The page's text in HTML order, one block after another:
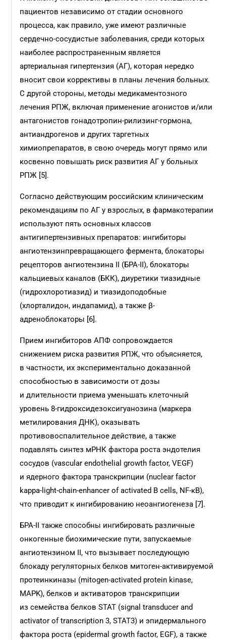
пациентов независимо от стадии основного
процесса, как правило, уже имеют различные
сердечно-сосудистые заболевания, среди которых
наиболее распространенным является
артериальная гипертензия (АГ), которая нередко
вносит свои коррективы в планы лечения больных.
С другой стороны, методы медикаментозного
лечения РПЖ, включая применение агонистов и/или
антагонистов гонадотропин-рилизинг-гормона,
антиандрогенов и других таргетных
химиопрепаратов, в свою очередь могут прямо или
косвенно повышать риск развития АГ у больных
РПЖ [5].
Согласно действующим российским клиническим
рекомендациям по АГ у взрослых, в фармакотерапии
используют пять основных классов
антигипертензивных препаратов: ингибиторы
ангиотензинпревращающего фермента, блокаторы
рецепторов ангиотензина II (БРА-II), блокаторы
кальциевых каналов (БКК), диуретики тиазидные
(гидрохлоротиазид) и тиазидоподобные
(хлорталидон, индапамид), а также β-
адреноблокаторы [6].
Прием ингибиторов АПФ сопровождается
снижением риска развития РПЖ, что объясняется,
в частности, их экспериментально доказанной
способностью в зависимости от дозы
и длительности приема уменьшать клеточный
уровень 8-гидроксидезоксигуанозина (маркера
метилирования ДНК), оказывать
противовоспалительное действие, а также
подавлять синтез мРНК фактора роста эндотелия
сосудов (vascular endothelial growth factor, VEGF)
и ядерного фактора транскрипции (nuclear factor
kappa-light-chain-enhancer of activated B cells, NF-κB),
что приводит к ингибированию неоангиогенеза [7].
БРА-II также способны ингибировать различные
онкогенные биохимические пути, запускаемые
ангиотензином II, что вызывает последующую
блокаду регуляторных белков митоген-активируемой
протеинкиназы (mitogen-activated protein kinase,
MAPK), белков и активаторов транскрипции
из семейства белков STAT (signal transducer and
activator of transcription 3, STAT3) и эпидермального
фактора роста (epidermal growth factor, EGF), а также